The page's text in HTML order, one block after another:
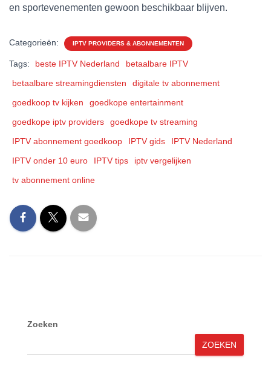
en sportevenementen gewoon beschikbaar blijven.
Categorieën: IPTV PROVIDERS & ABONNEMENTEN
Tags: beste IPTV Nederland
betaalbare IPTV
betaalbare streamingdiensten
digitale tv abonnement
goedkoop tv kijken
goedkope entertainment
goedkope iptv providers
goedkope tv streaming
IPTV abonnement goedkoop
IPTV gids
IPTV Nederland
IPTV onder 10 euro
IPTV tips
iptv vergelijken
tv abonnement online
Zoeken
ZOEKEN